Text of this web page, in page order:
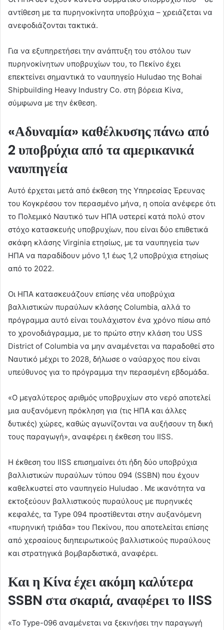
αντίθεση με τα πυρηνοκίνητα υποβρύχια – χρειάζεται να
ανεφοδιάζονται τακτικά.
Για να εξυπηρετήσει την ανάπτυξη του στόλου των
πυρηνοκίνητων υποβρυχίων του, το Πεκίνο έχει
επεκτείνει σημαντικά το ναυπηγείο Huludao της Bohai
Shipbuilding Heavy Industry Co. στη βόρεια Κίνα,
σύμφωνα με την έκθεση.
«Αδυναμία» καθέλκυσης πάνω από
2 υποβρύχια από τα αμερικανικά
ναυπηγεία
Αυτό έρχεται μετά από έκθεση της Υπηρεσίας Έρευνας
του Κογκρέσου τον περασμένο μήνα, η οποία ανέφερε ότι
το Πολεμικό Ναυτικό των ΗΠΑ υστερεί κατά πολύ στον
στόχο κατασκευής υποβρυχίων, που είναι δύο επιθετικά
σκάφη κλάσης Virginia ετησίως, με τα ναυπηγεία των
ΗΠΑ να παραδίδουν μόνο 1,1 έως 1,2 υποβρύχια ετησίως
από το 2022.
Οι ΗΠΑ κατασκευάζουν επίσης νέα υποβρύχια
βαλλιστικών πυραύλων κλάσης Columbia, αλλά το
πρόγραμμα αυτό είναι τουλάχιστον ένα χρόνο πίσω από
το χρονοδιάγραμμα, με το πρώτο στην κλάση του USS
District of Columbia να μην αναμένεται να παραδοθεί στο
Ναυτικό μέχρι το 2028, δήλωσε ο ναύαρχος που είναι
υπεύθυνος για το πρόγραμμα την περασμένη εβδομάδα.
«Ο μεγαλύτερος αριθμός υποβρυχίων στο νερό αποτελεί
μια αυξανόμενη πρόκληση για (τις ΗΠΑ και άλλες
δυτικές) χώρες, καθώς αγωνίζονται να αυξήσουν τη δική
τους παραγωγή», αναφέρει η έκθεση του IISS.
Η έκθεση του IISS επισημαίνει ότι ήδη δύο υποβρύχια
βαλλιστικών πυραύλων τύπου 094 (SSBN) που έχουν
καθελκυστεί στο ναυπηγείο Huludao . Με ικανότητα να
εκτοξεύουν βαλλιστικούς πυραύλους με πυρηνικές
κεφαλές, τα Type 094 προστίθενται στην αυξανόμενη
«πυρηνική τριάδα» του Πεκίνου, που αποτελείται επίσης
από χερσαίους διηπειρωτικούς βαλλιστικούς πυραύλους
και στρατηγικά βομβαρδιστικά, αναφέρει.
Και η Κίνα έχει ακόμη καλύτερα
SSBN στα σκαριά, αναφέρει το IISS
«Το Type-096 αναμένεται να ξεκινήσει την παραγωγή